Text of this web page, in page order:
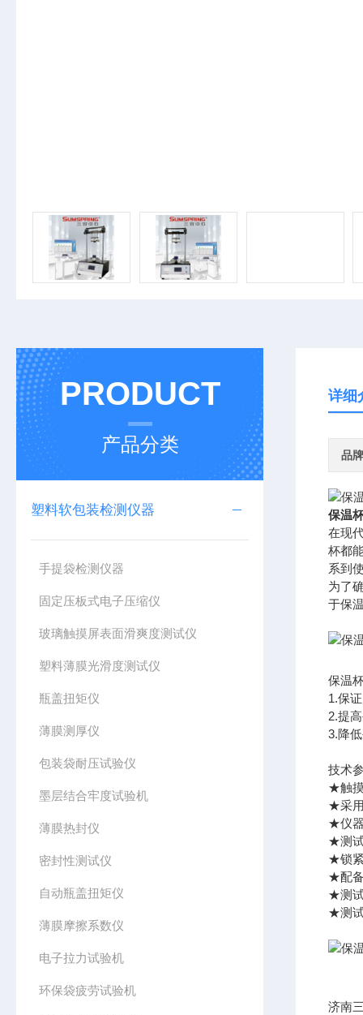
PRODUCT
产品分类
塑料软包装检测仪器
手提袋检测仪器
固定压板式电子压缩仪
玻璃触摸屏表面滑爽度测试仪
塑料薄膜光滑度测试仪
瓶盖扭矩仪
薄膜测厚仪
包装袋耐压试验仪
墨层结合牢度试验机
薄膜热封仪
密封性测试仪
自动瓶盖扭矩仪
薄膜摩擦系数仪
电子拉力试验机
环保袋疲劳试验机
详细
品牌
保温
在现
杯都
系到
为了
于保
保温
1.保
2.提
3.降
技术
★触
★采
★仪器
★测
★锁
★配
★测
★测
济南